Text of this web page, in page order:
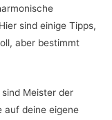
sind einige Tipps,
aber bestimmt
sind Meister der
auf deine eigene